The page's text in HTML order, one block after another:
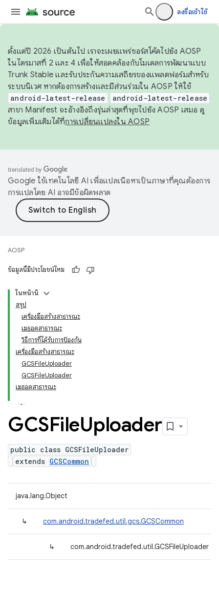
ลงชื่อเข้าใช้
ตั้งแต่ปี 2026 เป็นต้นไป เราจะเผยแพร่ซอร์สโค้ดไปยัง AOSP
ในไตรมาสที่ 2 และ 4 เพื่อให้สอดคล้องกับโมเดลการพัฒนาแบบ
Trunk Stable และรับประกันความเสถียรของแพลตฟอร์มสำหรับ
ระบบนิเวศ หากต้องการสร้างและมีส่วนร่วมใน AOSP ให้ใช้
android-latest-release android-latest-release
สาขา Manifest จะอ้างอิงถึงรุ่นล่าสุดที่พุชไปยัง AOSP เสมอ ดู
ข้อมูลเพิ่มเติมได้ที่การเปลี่ยนแปลงใน AOSP
Google ใช้เทคโนโลยี AI เพื่อแปลเนื้อหาเป็นภาษาที่คุณต้องการ
การแปลโดย AI อาจมีข้อผิดพลาด
AOSP
ข้อมูลนี้มีประโยชน์ไหม
ในหน้านี้
สรุป
เครื่องมือสร้างสาธารณะ
เมธอดสาธารณะ
วิธีการที่ได้รับการป้องกัน
เครื่องมือสร้างสาธารณะ
GCSFileUploader
GCSFileUploader
เมธอดสาธารณะ
GCSFileUploader
public class GCSFileUploader
extends GCSCommon
java.lang.Object
↳ com.android.tradefed.util.gcs.GCSCommon
↳ com.android.tradefed.util.GCSFileUploader